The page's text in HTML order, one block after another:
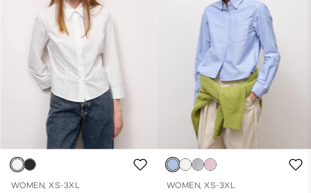
WOMEN, XS-3XL
WOMEN, XS-3XL